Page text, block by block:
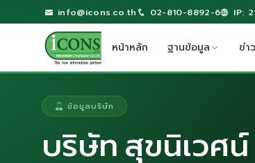
info@icons.co.th 02-810-8892-6 IP:
หน้าหลัก ฐานข้อมูล ข่า
ข้อมูลบริษัท
บริษัท สุขนิเวศ